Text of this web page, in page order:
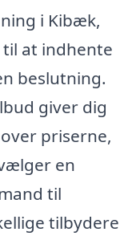
i Kibæk,
at indhente
beslutning.
giver dig
priserne,
en
til
tilbydere